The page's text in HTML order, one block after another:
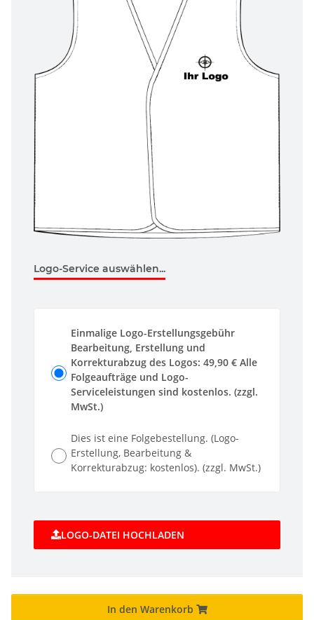
Logo-Service auswählen...
Einmalige Logo-Erstellungsgebühr
Bearbeitung, Erstellung und
Korrekturabzug des Logos: 49,90 € Alle
Folgeaufträge und Logo-
Serviceleistungen sind kostenlos. (zzgl.
MwSt.)
Dies ist eine Folgebestellung. (Logo-
Erstellung, Bearbeitung &
Korrekturabzug: kostenlos). (zzgl. MwSt.)
LOGO-DATEI HOCHLADEN
In den Warenkorb